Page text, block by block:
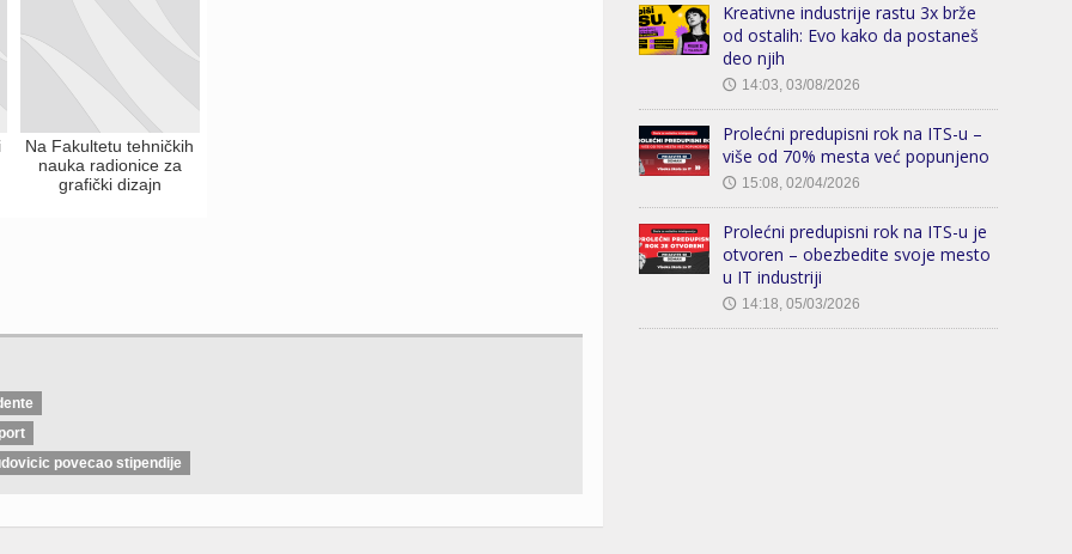
Na Fakultetu tehničkih
nauka radionice za
grafički dizajn
povecao stipendije
Kreativne industrije rastu 3x brže
od ostalih: Evo kako da postaneš
deo njih
🕔 14:03, 03/08/2026
Prolećni predupisni rok na ITS-u –
više od 70% mesta već popunjeno
🕔 15:08, 02/04/2026
Prolećni predupisni rok na ITS-u je
otvoren – obezbedite svoje mesto
u IT industriji
🕔 14:18, 05/03/2026